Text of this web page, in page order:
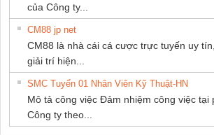
của Công ty...
CM88 jp net
CM88 là nhà cái cá cược trực tuyến uy
giải trí hiện...
SMC Tuyển 01 Nhân Viên Kỹ Thuật-HN
Mô tả công việc Đảm nhiệm công việc tại
Công ty theo...